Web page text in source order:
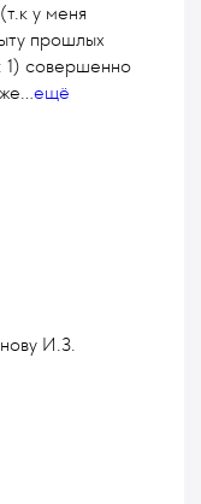
у меня
прошлых
1) совершенно
...ещё
И.З.